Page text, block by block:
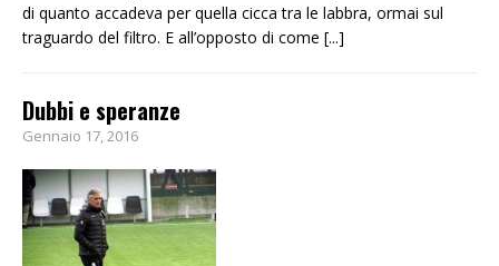
di quanto accadeva per quella cicca tra le labbra, ormai sul
traguardo del filtro. E all’opposto di come [...]
Dubbi e speranze
Gennaio 17, 2016